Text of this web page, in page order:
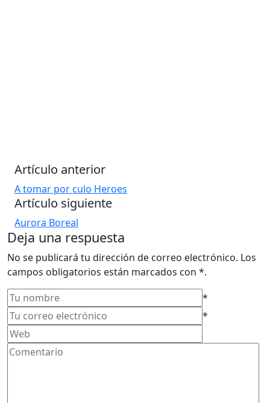
Nos volvemos mayores porque
dejamos de jugar.
Artículo anterior
A tomar por culo Heroes
Artículo siguiente
Aurora Boreal
Deja una respuesta
No se publicará tu dirección de correo electrónico. Los
campos obligatorios están marcados con *.
*
*